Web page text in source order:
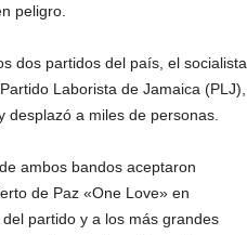
peligro.
dos partidos del país, el socialista
Laborista de Jamaica (PLJ),
a miles de personas.
ambos bandos aceptaron
de Paz «One Love» en
partido y a los más grandes